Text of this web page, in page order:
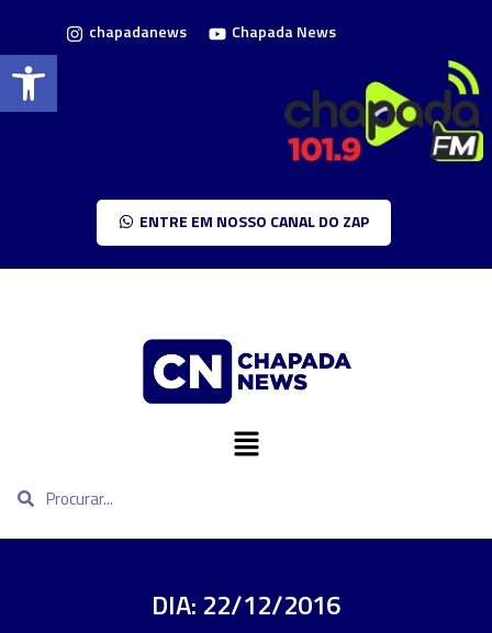
Barra de Ferramentas Aberta
chapadanews Chapada News
ENTRE EM NOSSO CANAL DO ZAP
DIA: 22/12/2016